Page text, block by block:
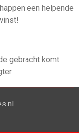
een helpende
gebracht komt